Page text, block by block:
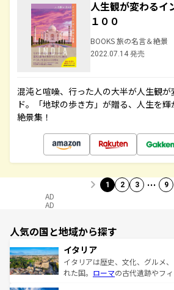
人生観が変わるイ
１００
BOOKS 旅の名言＆絶景
2022.07.14 発売
混沌と喧噪、行った人の大半が人生観
ド。「地球の歩き方」が贈る、人生を
絶景集！
1 2 3 … 9
AD
AD
人気の国と地域から探す
イタリア
イタリアは歴史、文化、グルメ
れた国。 ローマの古代遺跡やフ